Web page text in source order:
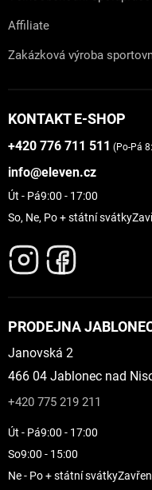
Affiliate
Zakázková výroba
KONTAKT E-SHOP
+420 776 711 511 (Po-Pá
info@eleven.cz
Út - Pá9:00 - 17:00
So, Ne, Po + státní svátky
PRODEJNA
Janovská 2
466 04 Jablonec nad
+420 775 219 211
Út - Pá9:00 - 17:00
So9:00 - 15:00
Ne - Po + státní svátky